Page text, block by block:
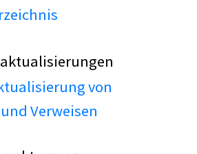
von
Verweisen